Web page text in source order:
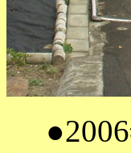
●2006